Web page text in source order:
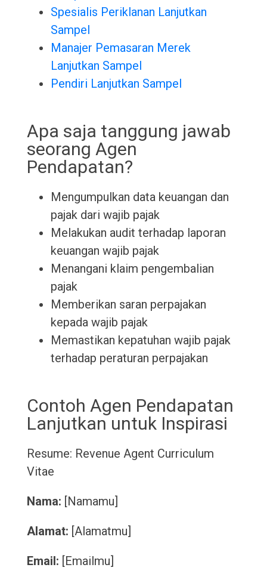
Spesialis Periklanan Lanjutkan
Sampel
Manajer Pemasaran Merek
Lanjutkan Sampel
Pendiri Lanjutkan Sampel
Apa saja tanggung jawab
seorang Agen
Pendapatan?
Mengumpulkan data keuangan dan
pajak dari wajib pajak
Melakukan audit terhadap laporan
keuangan wajib pajak
Menangani klaim pengembalian
pajak
Memberikan saran perpajakan
kepada wajib pajak
Memastikan kepatuhan wajib pajak
terhadap peraturan perpajakan
Contoh Agen Pendapatan
Lanjutkan untuk Inspirasi
Resume: Revenue Agent Curriculum
Vitae
Nama: [Namamu]
Alamat: [Alamatmu]
Email: [Emailmu]